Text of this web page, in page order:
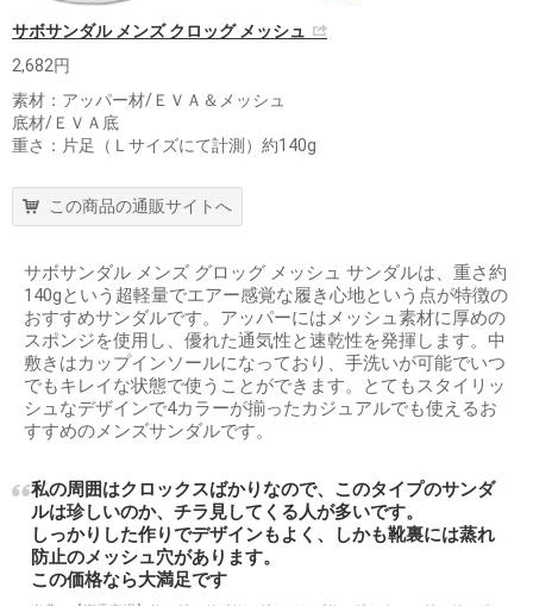
サボサンダル メンズ クロッグ メッシュ
2,682円
素材：アッパー材/ＥＶＡ＆メッシュ
底材/ＥＶＡ底
重さ：片足（Ｌサイズにて計測）約140g
この商品の通販サイトへ
サボサンダル メンズ グロッグ メッシュ サンダルは、重さ約
140gという超軽量でエアー感覚な履き心地という点が特徴の
おすすめサンダルです。アッパーにはメッシュ素材に厚めの
スポンジを使用し、優れた通気性と速乾性を発揮します。中
敷きはカップインソールになっており、手洗いが可能でいつ
でもキレイな状態で使うことができます。とてもスタイリッ
シュなデザインで4カラーが揃ったカジュアルでも使えるお
すすめのメンズサンダルです。
私の周囲はクロックスばかりなので、このタイプのサンダ
ルは珍しいのか、チラ見してくる人が多いです。
しっかりした作りでデザインもよく、しかも靴裏には蒸れ
防止のメッシュ穴があります。
この価格なら大満足です